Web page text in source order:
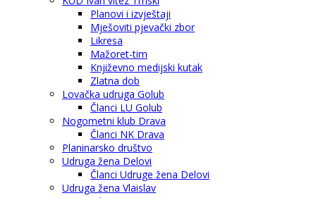
Planovi i izvještaji
Mješoviti pjevački zbor
Likresa
Mažoret-tim
Književno medijski kutak
Zlatna dob
Lovačka udruga Golub
Članci LU Golub
Nogometni klub Drava
Članci NK Drava
Planinarsko društvo
Udruga žena Delovi
Članci Udruge žena Delovi
Udruga žena Vlaislav